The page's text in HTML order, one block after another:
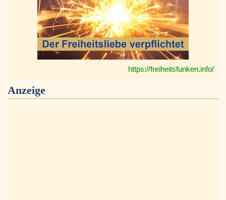
https://freiheitsfunken.info/
Anzeige